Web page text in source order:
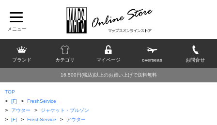
ブランド カテゴリ マイページ overseas お問合せ
16,500円(税込)以上のお買い上げで送料無料
TOP
> [F] > FreshService
> アウター > ジャケット・ブルゾン
> [F] > FreshService > アウター